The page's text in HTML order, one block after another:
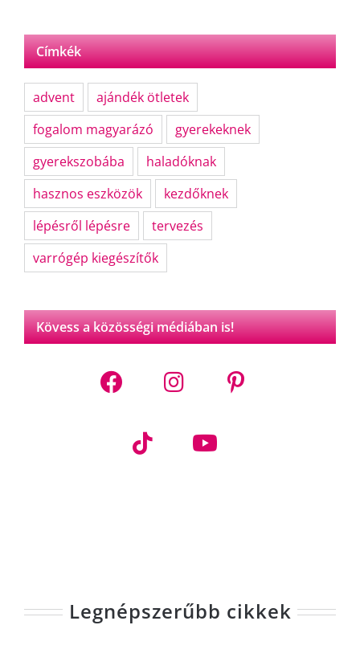
Címkék
advent
ajándék ötletek
fogalom magyarázó
gyerekeknek
gyerekszobába
haladóknak
hasznos eszközök
kezdőknek
lépésről lépésre
tervezés
varrógép kiegészítők
Kövess a közösségi médiában is!
Legnépszerűbb cikkek